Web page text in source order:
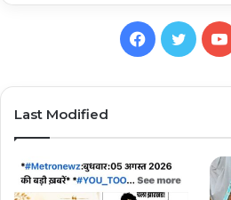
Facebook
Last Modified